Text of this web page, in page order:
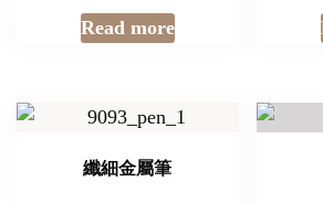
Read more
纖細金屬筆